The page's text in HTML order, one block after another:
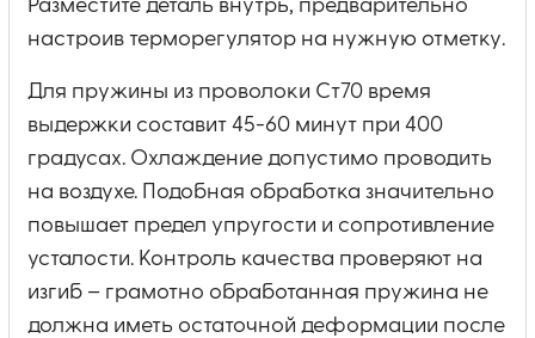
Разместите деталь внутрь, предварительно
настроив терморегулятор на нужную отметку.
Для пружины из проволоки Ст70 время
выдержки составит 45-60 минут при 400
градусах. Охлаждение допустимо проводить
на воздухе. Подобная обработка значительно
повышает предел упругости и сопротивление
усталости. Контроль качества проверяют на
изгиб – грамотно обработанная пружина не
должна иметь остаточной деформации после